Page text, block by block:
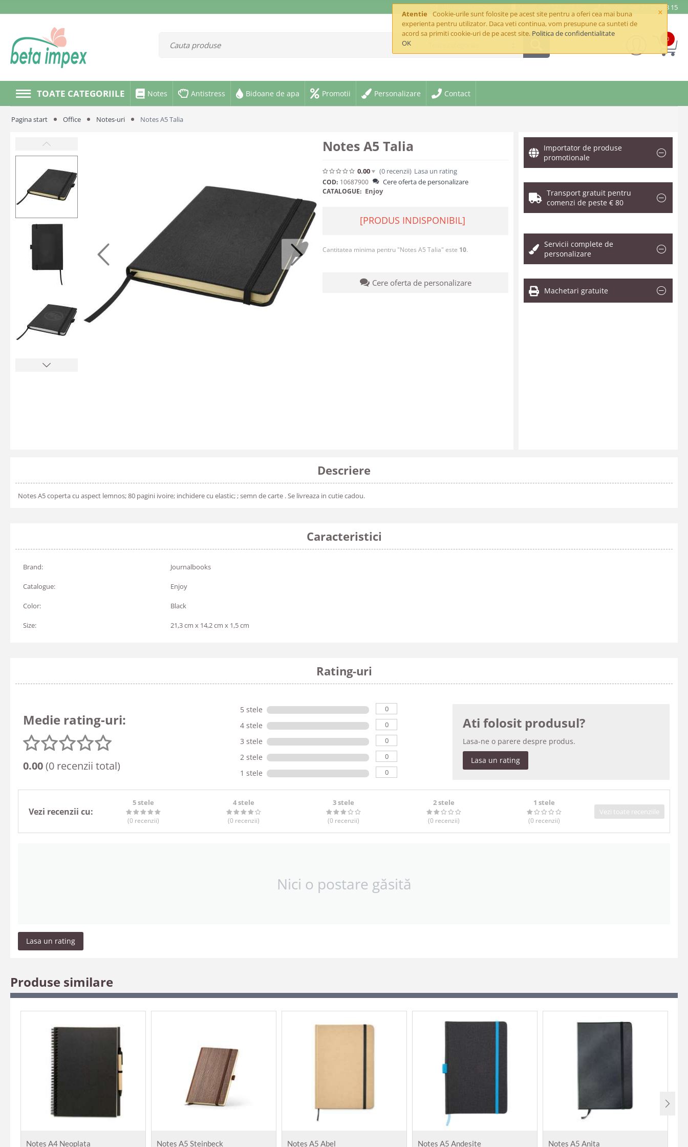
×
Atentie
Cookie-urile sunt folosite pe acest site pentru a oferi cea mai buna
experienta pentru utilizator. Daca veti continua, vom presupune ca sunteti de
acord sa primiti cookie-uri de pe acest site. Politica de confidentialitate
OK
office@betaimpex.ro Mobil: +40 722 287 335 Telefon: +40 21 320 03 15
0
TOATE CATEGORIILE Notes Antistress Bidoane de apa Promotii Personalizare Contact
Pagina start Office Notes-uri Notes A5 Talia
Notes A5 Talia
0.00 (0 recenzii) Lasa un rating
COD: 10687900 Cere oferta de personalizare
CATALOGUE: Enjoy
[PRODUS INDISPONIBIL]
Cantitatea minima pentru "Notes A5 Talia" este 10.
Cere oferta de personalizare
Importator de produse
promotionale
Transport gratuit pentru
comenzi de peste € 80
Servicii complete de
personalizare
Machetari gratuite
Descriere
Notes A5 coperta cu aspect lemnos; 80 pagini ivoire; inchidere cu elastic; ; semn de carte . Se livreaza in cutie cadou.
Caracteristici
Brand: Journalbooks
Catalogue: Enjoy
Color: Black
Size: 21,3 cm x 14,2 cm x 1,5 cm
Rating-uri
Medie rating-uri:
0.00(0 recenzii total)
5 stele 0
4 stele 0
3 stele 0
2 stele 0
1 stele 0
Ati folosit produsul?
Lasa-ne o parere despre produs.
Lasa un rating
Vezi recenzii cu:
5 stele
(0 recenzii)
4 stele
(0 recenzii)
3 stele
(0 recenzii)
2 stele
(0 recenzii)
1 stele
(0 recenzii)
Vezi toate recenziile
Nici o postare găsită
Lasa un rating
Produse similare
Notes A4 Neoplata Notes A5 Steinbeck Notes A5 Abel Notes A5 Andesite Notes A5 Anita